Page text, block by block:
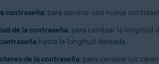
contraseña: para generar una nueva
de la contraseña: para cambiar la longitud
hasta la longitud deseada.
de la contraseña: para cambiar los